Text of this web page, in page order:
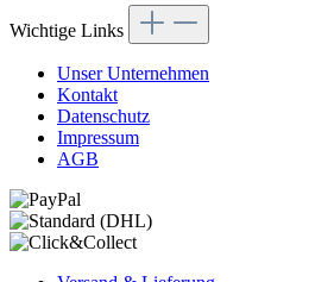
Wichtige Links
Unser Unternehmen
Kontakt
Datenschutz
Impressum
AGB